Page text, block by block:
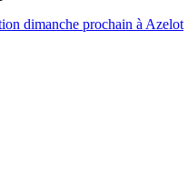
dimanche prochain à Azelot